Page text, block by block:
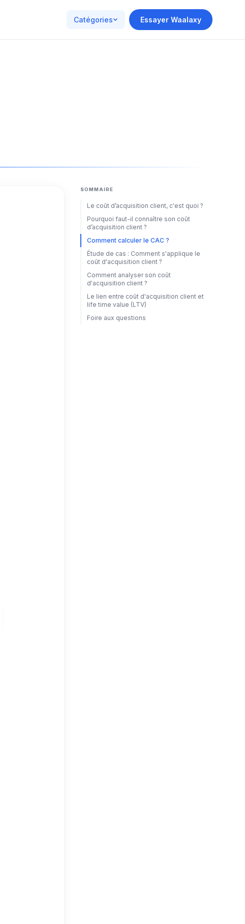
Catégories Essayer Waalaxy
SOMMAIRE
Le coût d’acquisition client, c'est quoi ?
Pourquoi faut-il connaître son coût
d’acquisition client ?
Comment calculer le CAC ?
Étude de cas : Comment s'applique le
coût d'acquisition client ?
Comment analyser son coût
d'acquisition client ?
Le lien entre coût d'acquisition client et
life time value (LTV)
Foire aux questions